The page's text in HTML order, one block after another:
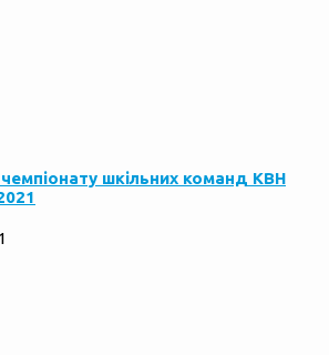
шкільних команд КВН